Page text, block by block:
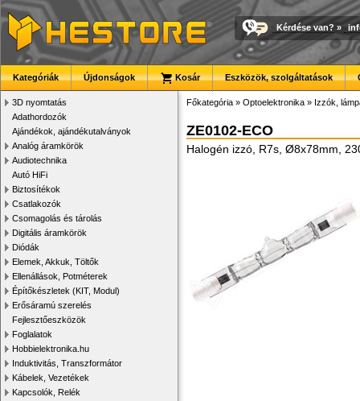
Kérdése van? »
Kategóriák Újdonságok Kosár Eszközök, szolgáltatások
3D nyomtatás
Adathordozók
Ajándékok, ajándékutalványok
Analóg áramkörök
Audiotechnika
Autó HiFi
Biztosítékok
Csatlakozók
Csomagolás és tárolás
Digitális áramkörök
Diódák
Elemek, Akkuk, Töltők
Ellenállások, Potméterek
Építőkészletek (KIT, Modul)
Erősáramú szerelés
Fejlesztőeszközök
Foglalatok
Hobbielektronika.hu
Induktivitás, Transzformátor
Kábelek, Vezetékek
Kapcsolók, Relék
Főkategória » Optoelektronika » Izzók,
ZE0102-ECO
Halogén izzó, R7s, Ø8x78mm,